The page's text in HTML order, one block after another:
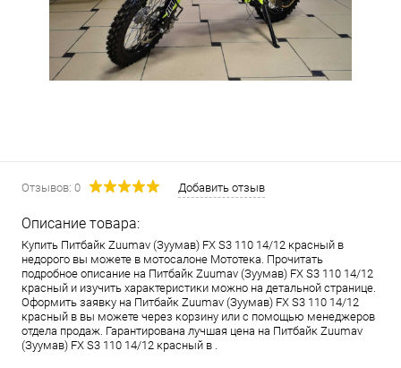
Отзывов: 0 Добавить отзыв
Описание товара:
Купить Питбайк Zuumav (Зуумав) FX S3 110 14/12 красный в
недорого вы можете в мотосалоне Мототека. Прочитать
подробное описание на Питбайк Zuumav (Зуумав) FX S3 110 14/12
красный и изучить характеристики можно на детальной странице.
Оформить заявку на Питбайк Zuumav (Зуумав) FX S3 110 14/12
красный в вы можете через корзину или с помощью менеджеров
отдела продаж. Гарантирована лучшая цена на Питбайк Zuumav
(Зуумав) FX S3 110 14/12 красный в .